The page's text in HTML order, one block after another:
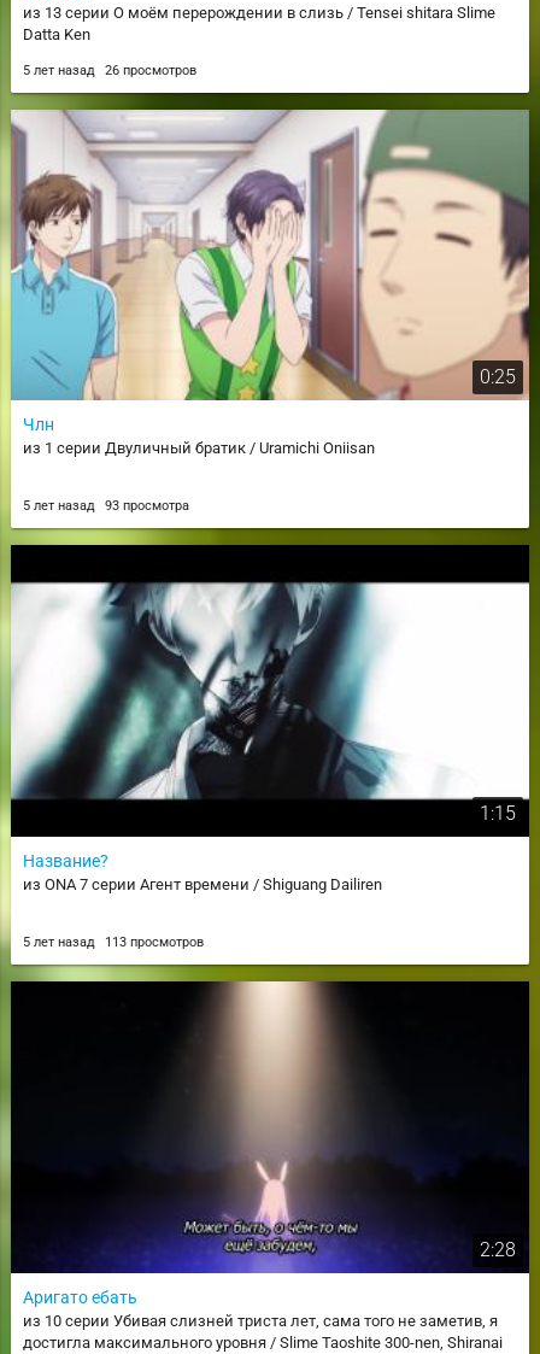
из 13 серии О моём перерождении в слизь / Tensei shitara Slime
Datta Ken
5 лет назад 26 просмотров
0:25
Члн
из 1 серии Двуличный братик / Uramichi Oniisan
5 лет назад 93 просмотра
1:15
Название?
из ONA 7 серии Агент времени / Shiguang Dailiren
5 лет назад 113 просмотров
2:28
Аригато ебать
из 10 серии Убивая слизней триста лет, сама того не заметив, я
достигла максимального уровня / Slime Taoshite 300-nen, Shiranai